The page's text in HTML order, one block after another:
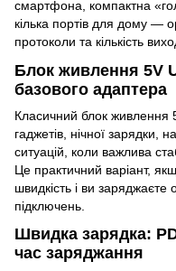
смартфона, компактна
кілька портів для дому —
протоколи та кількість
Блок живлення 5V
базового адаптера
Класичний блок живлення
гаджетів, нічної зарядки,
ситуацій, коли важлива
Це практичний варіант,
швидкість і ви
підключень.
Швидка зарядка:
час заряджання